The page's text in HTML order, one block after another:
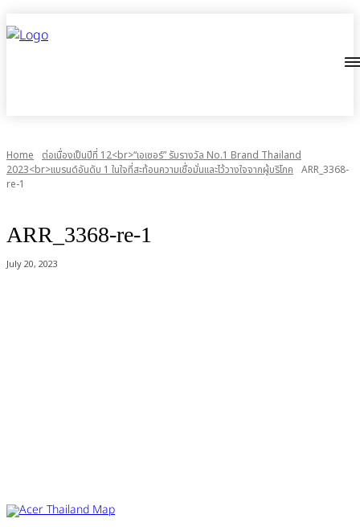
Home
ต่อเนื่องเป็นปีที่ 12<br>“เอเซอร์” รับรางวัล No.1 Brand Thailand
2023<br>แบรนด์อันดับ 1 ในใจที่สะท้อนความเชื่อมั่นและไว้วางใจจากผู้บริโภค
ARR_3368-
re-1
ARR_3368-re-1
July 20, 2023